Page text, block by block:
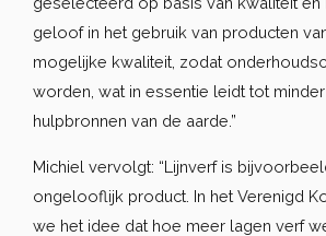
geloof in het gebruik van producten
mogelijke kwaliteit, zodat
worden, wat in essentie leidt tot
hulpbronnen van de aarde.”
Michiel vervolgt: “Lijnverf is
ongelooflijk product. In het Verenigd
we het idee dat hoe meer lagen verf